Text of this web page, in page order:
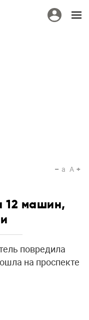
a A
12 машин,
повредила
на проспекте